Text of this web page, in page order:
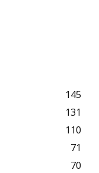
145
131
110
71
70